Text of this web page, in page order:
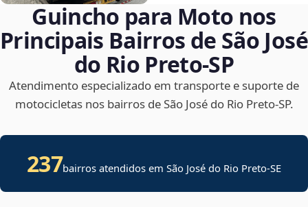
Guincho para Moto nos
Principais Bairros de São José
do Rio Preto‑SP
Atendimento especializado em transporte e suporte de
motocicletas nos bairros de São José do Rio Preto‑SP.
237bairros atendidos emSão José do Rio Preto-SE